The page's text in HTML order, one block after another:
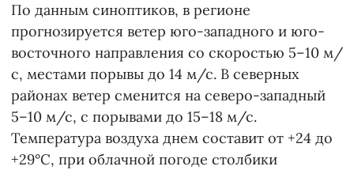
По данным синоптиков, в регионе
прогнозируется ветер юго-западного и юго-
восточного направления со скоростью 5–10 м/
с, местами порывы до 14 м/с. В северных
районах ветер сменится на северо-западный
5–10 м/с, с порывами до 15–18 м/с.
Температура воздуха днем составит от +24 до
+29°С, при облачной погоде столбики